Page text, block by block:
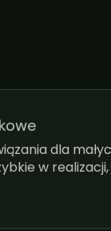
dla
w realizacji,